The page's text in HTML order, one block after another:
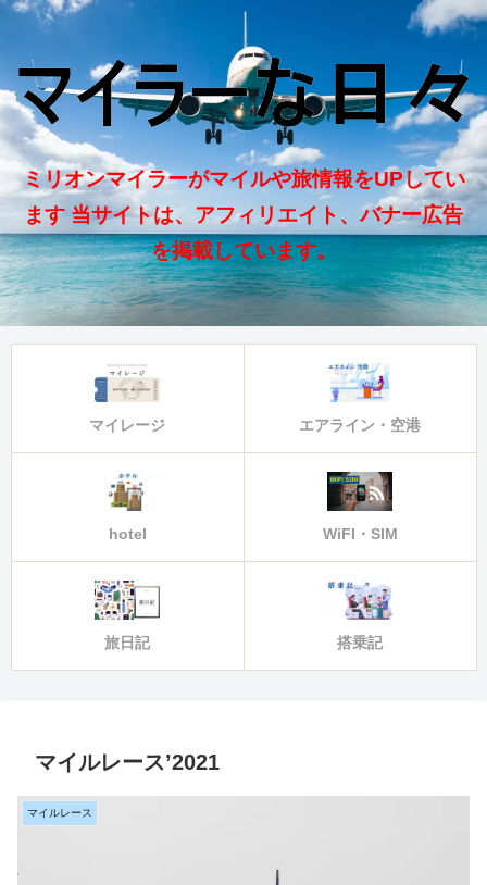
ミリオンマイラーがマイルや旅情報をUPしてい
ます 当サイトは、アフィリエイト、バナー広告
を掲載しています。
マイレージ エアライン・空港
hotel WiFI・SIM
旅日記 搭乗記
マイルレース’2021
マイルレース